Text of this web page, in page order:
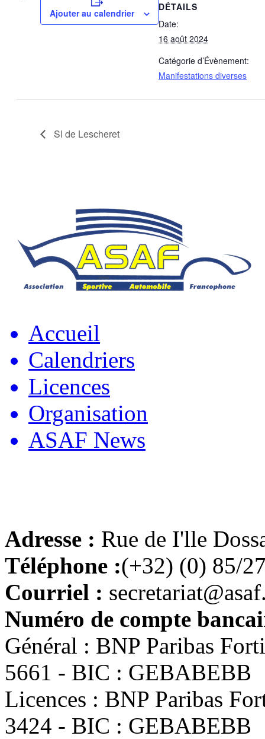
Ajouter au calendrier
DÉTAILS
Date:
16 août 2024
Catégorie d’Évènement:
Manifestations diverses
Sl de Lescheret
Accueil
Calendriers
Licences
Organisation
ASAF News
Adresse : Rue de I'lle
Téléphone :(+32) (0) 85/
Courriel :
Numéro de compte
Général : BNP Paribas
5661 - BIC : GEBABEBB
Licences : BNP Paribas
3424 - BIC : GEBABEBB